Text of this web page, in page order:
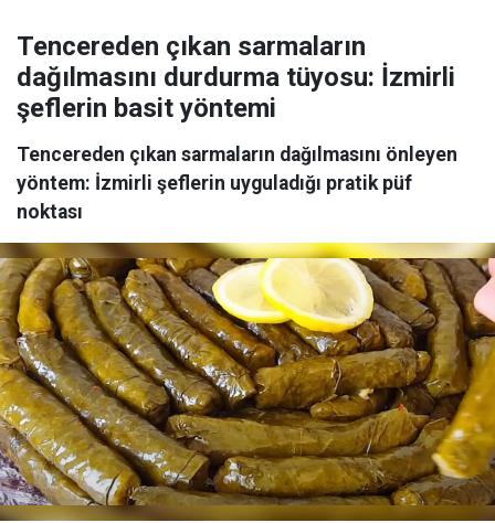
Tencereden çıkan sarmaların
dağılmasını durdurma tüyosu: İzmirli
şeflerin basit yöntemi
Tencereden çıkan sarmaların dağılmasını önleyen
yöntem: İzmirli şeflerin uyguladığı pratik püf
noktası